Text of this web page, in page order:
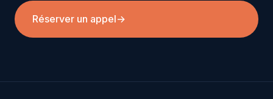
Réserver un appel→